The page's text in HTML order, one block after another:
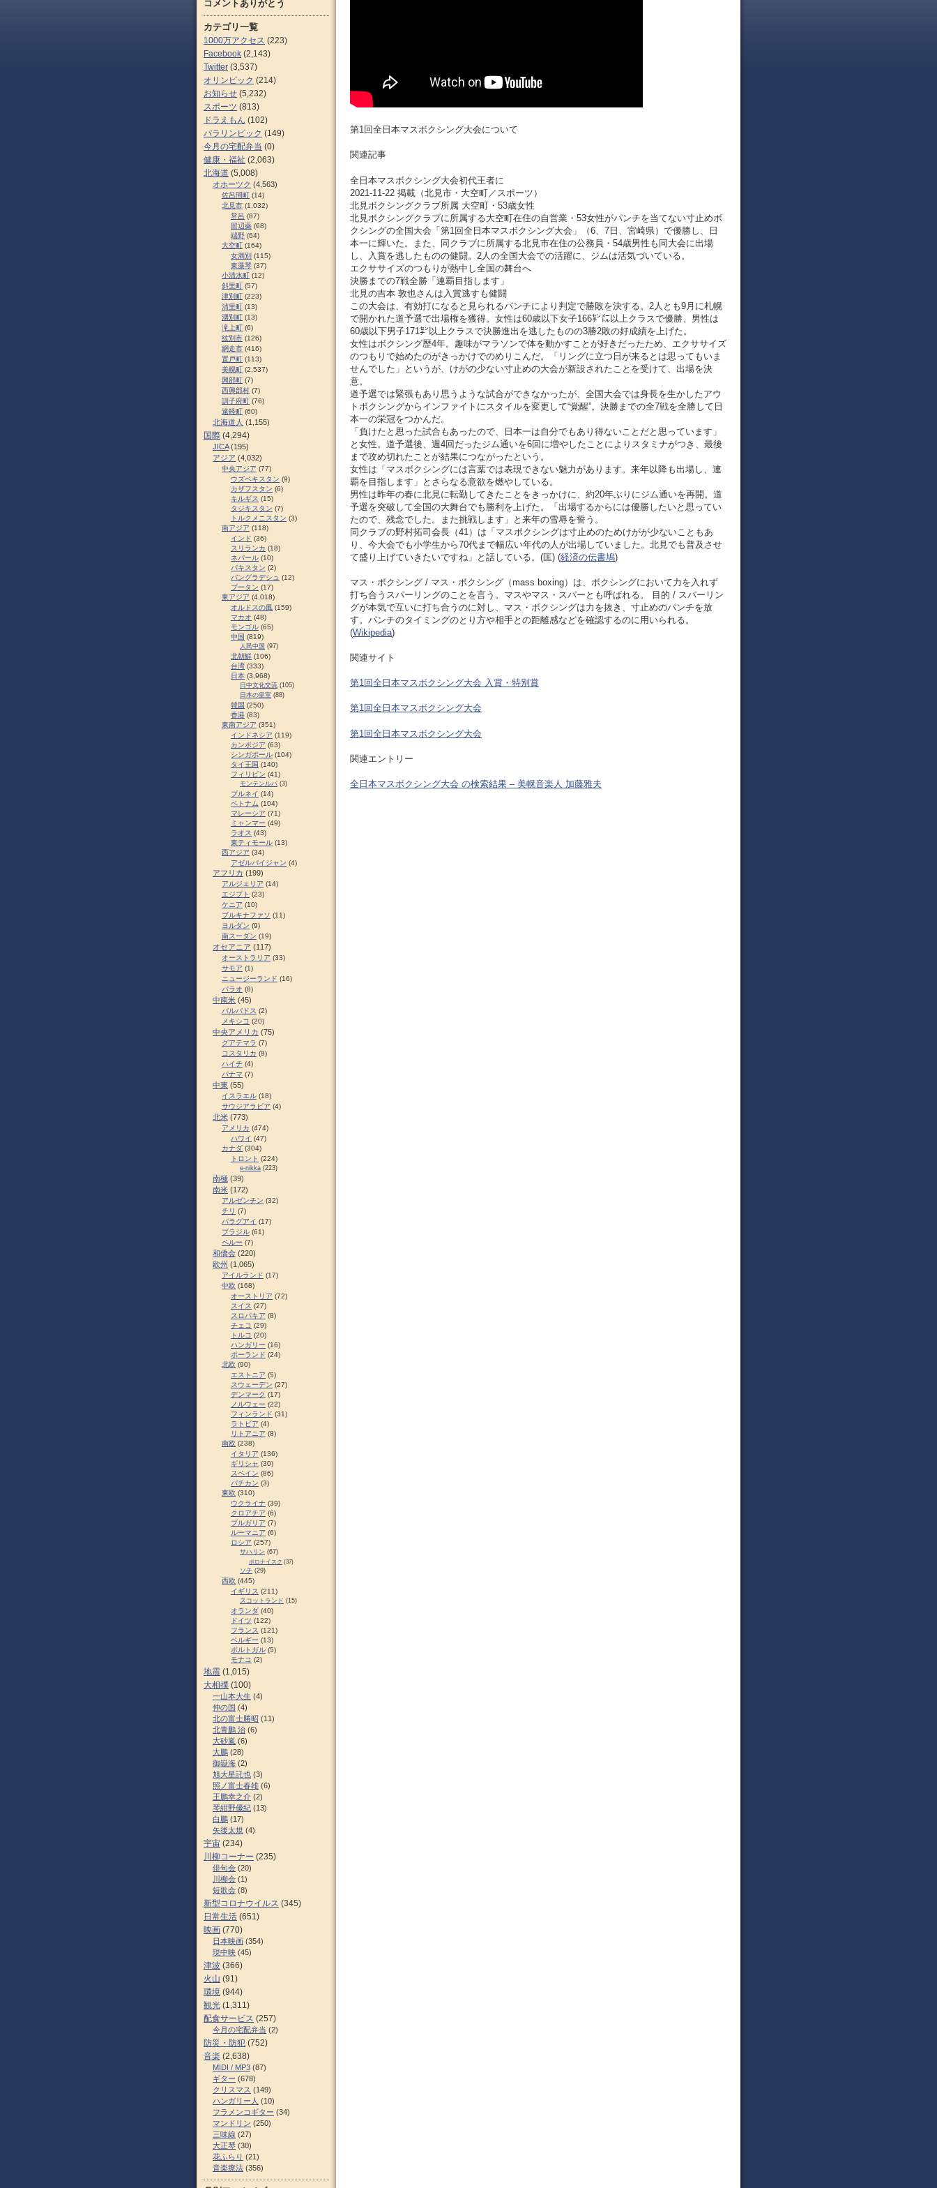
第1回全日本マスボクシング大会について
関連記事
全日本マスボクシング大会初代王者に
2021-11-22 掲載（北見市・大空町／スポーツ）
北見ボクシングクラブ所属 大空町・53歳女性
北見ボクシングクラブに所属する大空町在住の自営業・53女性がパンチを当てない寸止めボ
クシングの全国大会「第1回全日本マスボクシング大会」（6、7日、宮崎県）で優勝し、日
本一に輝いた。また、同クラブに所属する北見市在住の公務員・54歳男性も同大会に出場
し、入賞を逃したものの健闘。2人の全国大会での活躍に、ジムは活気づいている。
エクササイズのつもりが熱中し全国の舞台へ
決勝までの7戦全勝「連覇目指します」
北見の吉本 敦也さんは入賞逃すも健闘
この大会は、有効打になると見られるパンチにより判定で勝敗を決する。2人とも9月に札幌
で開かれた道予選で出場権を獲得。女性は60歳以下女子166㌢㍍以上クラスで優勝、男性は
60歳以下男子171㌢以上クラスで決勝進出を逃したものの3勝2敗の好成績を上げた。
女性はボクシング歴4年。趣味がマラソンで体を動かすことが好きだったため、エクササイズ
のつもりで始めたのがきっかけでのめりこんだ。「リングに立つ日が来るとは思ってもいま
せんでした」というが、けがの少ない寸止めの大会が新設されたことを受けて、出場を決
意。
道予選では緊張もあり思うような試合ができなかったが、全国大会では身長を生かしたアウ
トボクシングからインファイトにスタイルを変更して“覚醒”。決勝までの全7戦を全勝して日
本一の栄冠をつかんだ。
「負けたと思った試合もあったので、日本一は自分でもあり得ないことだと思っています」
と女性。道予選後、週4回だったジム通いを6回に増やしたことによりスタミナがつき、最後
まで攻め切れたことが結果につながったという。
女性は「マスボクシングには言葉では表現できない魅力があります。来年以降も出場し、連
覇を目指します」とさらなる意欲を燃やしている。
男性は昨年の春に北見に転勤してきたことをきっかけに、約20年ぶりにジム通いを再開。道
予選を突破して全国の大舞台でも勝利を上げた。「出場するからには優勝したいと思ってい
たので、残念でした。また挑戦します」と来年の雪辱を誓う。
同クラブの野村拓司会長（41）は「マスボクシングは寸止めのためけがが少ないこともあ
り、今大会でも小学生から70代まで幅広い年代の人が出場していました。北見でも普及させ
て盛り上げていきたいですね」と話している。(匡) (経済の伝書鳩)
マス・ボクシング / マス・ボクシング（mass boxing）は、ボクシングにおいて力を入れず
打ち合うスパーリングのことを言う。マスやマス・スパーとも呼ばれる。 目的 / スパーリン
グが本気で互いに打ち合うのに対し、マス・ボクシングは力を抜き、寸止めのパンチを放
す。パンチのタイミングのとり方や相手との距離感などを確認するのに用いられる。
(Wikipedia)
関連サイト
第1回全日本マスボクシング大会 入賞・特別賞
第1回全日本マスボクシング大会
第1回全日本マスボクシング大会
関連エントリー
全日本マスボクシング大会 の検索結果 – 美幌音楽人 加藤雅夫
コメントありがとう
カテゴリ一覧
1000万アクセス (223)
Facebook (2,143)
Twitter (3,537)
オリンピック (214)
お知らせ (5,232)
スポーツ (813)
ドラえもん (102)
パラリンピック (149)
今月の宅配弁当 (0)
健康・福祉 (2,063)
北海道 (5,008)
オホーツク (4,563)
佐呂間町 (14)
北見市 (1,032)
常呂 (87)
留辺蘂 (68)
端野 (64)
大空町 (164)
女満別 (115)
東藻琴 (37)
小清水町 (12)
斜里町 (57)
津別町 (223)
清里町 (13)
湧別町 (13)
滝上町 (6)
紋別市 (126)
網走市 (416)
置戸町 (113)
美幌町 (2,537)
興部町 (7)
西興部村 (7)
訓子府町 (76)
遠軽町 (60)
北海道人 (1,155)
国際 (4,294)
JICA(195)
アジア (4,032)
中央アジア (77)
ウズベキスタン (9)
カザフスタン (6)
キルギス (15)
タジキスタン (7)
トルクメニスタン (3)
南アジア (118)
インド (36)
スリランカ (18)
ネパール (10)
パキスタン (2)
バングラデシュ (12)
ブータン (17)
東アジア (4,018)
オルドスの風 (159)
マカオ (48)
モンゴル (65)
中国 (819)
人民中国 (97)
北朝鮮 (106)
台湾 (333)
日本 (3,968)
日中文化交流 (105)
日本の皇室 (88)
韓国 (250)
香港 (83)
東南アジア (351)
インドネシア (119)
カンボジア (63)
シンガポール (104)
タイ王国 (140)
フィリピン (41)
モンテンルパ (3)
ブルネイ (14)
ベトナム (104)
マレーシア (71)
ミャンマー (49)
ラオス (43)
東ティモール (13)
西アジア (34)
アゼルバイジャン (4)
アフリカ (199)
アルジェリア (14)
エジプト (23)
ケニア (10)
ブルキナファソ (11)
ヨルダン (9)
南スーダン (19)
オセアニア (117)
オーストラリア (33)
サモア (1)
ニュージーランド (16)
パラオ (8)
中南米 (45)
バルバドス (2)
メキシコ (20)
中央アメリカ (75)
グアテマラ (7)
コスタリカ (9)
ハイチ (4)
パナマ (7)
中東 (55)
イスラエル (18)
サウジアラビア (4)
北米 (773)
アメリカ (474)
ハワイ (47)
カナダ (304)
トロント (224)
e-nikka (223)
南極 (39)
南米 (172)
アルゼンチン (32)
チリ (7)
パラグアイ (17)
ブラジル (61)
ペルー (7)
和僑会 (220)
欧州 (1,065)
アイルランド (17)
中欧 (168)
オーストリア (72)
スイス (27)
スロパキア (8)
チェコ (29)
トルコ (20)
ハンガリー (16)
ポーランド (24)
北欧 (90)
エストニア (5)
スウェーデン (27)
デンマーク (17)
ノルウェー (22)
フィンランド (31)
ラトビア (4)
リトアニア (8)
南欧 (238)
イタリア (136)
ギリシャ (30)
スペイン (86)
バチカン (3)
東欧 (310)
ウクライナ (39)
クロアチア (6)
ブルガリア (7)
ルーマニア (6)
ロシア (257)
サハリン (67)
ポロナイスク (37)
ソチ (29)
西欧 (445)
イギリス (211)
スコットランド (15)
オランダ (40)
ドイツ (122)
フランス (121)
ベルギー (13)
ポルトガル (5)
モナコ (2)
地震 (1,015)
大相撲 (100)
一山本大生 (4)
仲の国 (4)
北の富士勝昭 (11)
北青鵬 治 (6)
大砂嵐 (6)
大鵬 (28)
御嶽海 (2)
旭大星託也 (3)
照ノ富士春雄 (6)
王鵬幸之介 (2)
琴紺野優紀 (13)
白鵬 (17)
矢後太規 (4)
宇宙 (234)
川柳コーナー (235)
俳句会 (20)
川柳会 (1)
短歌会 (8)
新型コロナウイルス (345)
日常生活 (651)
映画 (770)
日本映画 (354)
現中映 (45)
津波 (366)
火山 (91)
環境 (944)
観光 (1,311)
配食サービス (257)
今月の宅配弁当 (2)
防災・防犯 (752)
音楽 (2,638)
MIDI / MP3 (87)
ギター (678)
クリスマス (149)
ハンガリー人 (10)
フラメンコギター (34)
マンドリン (250)
三味線 (27)
大正琴 (30)
花ふらり (21)
音楽療法 (356)